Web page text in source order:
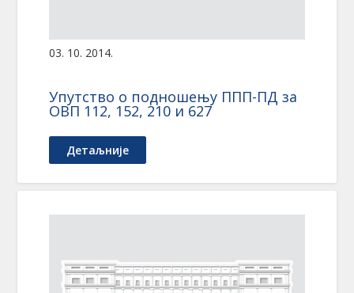
03. 10. 2014.
Упутство о подношењу ППП-ПД за
ОВП 112, 152, 210 и 627
Детаљније